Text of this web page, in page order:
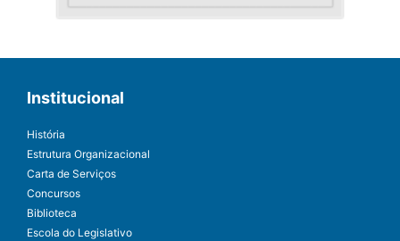
Institucional
História
Estrutura Organizacional
Carta de Serviços
Concursos
Biblioteca
Escola do Legislativo